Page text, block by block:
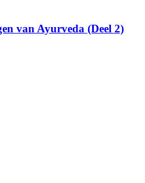
van Ayurveda (Deel 2)